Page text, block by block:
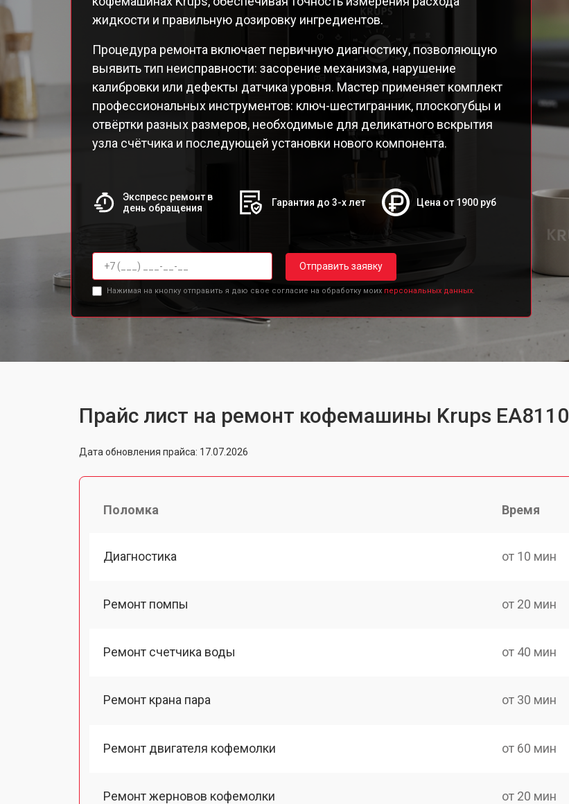
EA829E Latt' Express
EA8298 Latt' Express
EA826E30
Quattro Force Evidence
жидкости и правильную дозировку ингредиентов.
Процедура ремонта включает первичную диагностику, позволяющую
выявить тип неисправности: засорение механизма, нарушение
калибровки или дефекты датчика уровня. Мастер применяет комплект
профессиональных инструментов: ключ-шестигранник, плоскогубцы и
отвёртки разных размеров, необходимые для деликатного вскрытия
узла счётчика и последующей установки нового компонента.
Экспресс ремонт в
день обращения
Гарантия до 3-х лет Цена от 1900 руб
Отправить заявку
Нажимая на кнопку отправить я даю свое согласие на обработку моих персональных данных.
Прайс лист на ремонт кофемашины Krups EA8110
Дата обновления прайса: 17.07.2026
Поломка Время
Диагностика от 10 мин
Ремонт помпы от 20 мин
Ремонт счетчика воды от 40 мин
Ремонт крана пара от 30 мин
Ремонт двигателя кофемолки от 60 мин
Ремонт жерновов кофемолки от 20 мин